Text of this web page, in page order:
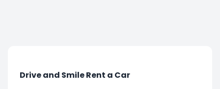
Drive and Smile Rent a Car